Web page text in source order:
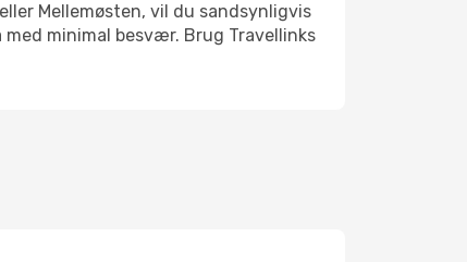
Mellemøsten, vil du sandsynligvis
minimal besvær. Brug Travellinks